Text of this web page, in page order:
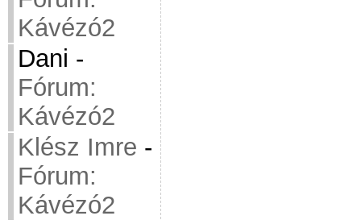
Kávézó2
Dani -
Fórum:
Kávézó2
Klész Imre -
Fórum:
Kávézó2